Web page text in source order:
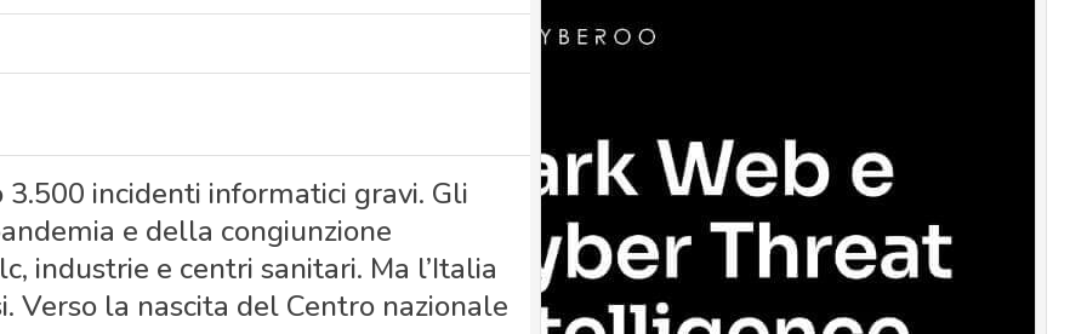
incidenti informatici gravi. Gli
e della congiunzione
industrie e centri sanitari. Ma l’Italia
Verso la nascita del Centro nazionale